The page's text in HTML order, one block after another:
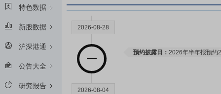
特色数据
新股数据
沪深港通
公告大全
研究报告
2026-08-28
预约披露日： 2026年半年报预约
2026-08-04